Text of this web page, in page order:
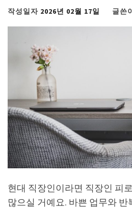
작성일자 2026년 02월 17일 글쓴
현대 직장인이라면 직장인 피
많으실 거예요. 바쁜 업무와